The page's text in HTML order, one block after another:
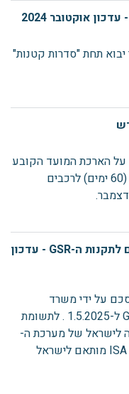
אוקטובר 2024
תחת "סדרות קטנות"
הארכת המועד הקובע
לרישום. מדובר על הארכה של חודשיים (60 ימים) לרכבים
יישום מערכות בטיחות חדשות בהתאם לתקנות ה-GSR - עדכון
על ידי משרד
התחבורה לדחות את יישום תקנות ה-GSR ל-1.5.2025 . לתשומת
לישראל של מערכת ה-
ISA – המועד המחייב לכניסה לארץ של ISA מותאם לישראל